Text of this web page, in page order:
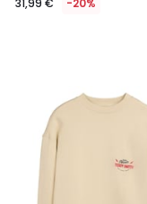
31,99 € -20%